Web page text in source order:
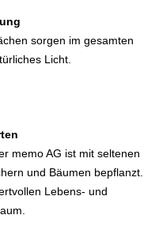
sorgen im gesamten
Licht.
memo AG ist mit seltenen
und Bäumen bepflanzt.
Lebens- und